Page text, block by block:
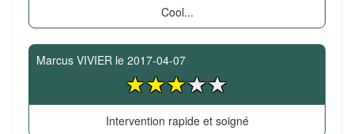
Cool...
Marcus VIVIER le 2017-04-07
Intervention rapide et soigné